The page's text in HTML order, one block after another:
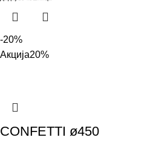
-20%
Акција20%
CONFETTI ø450